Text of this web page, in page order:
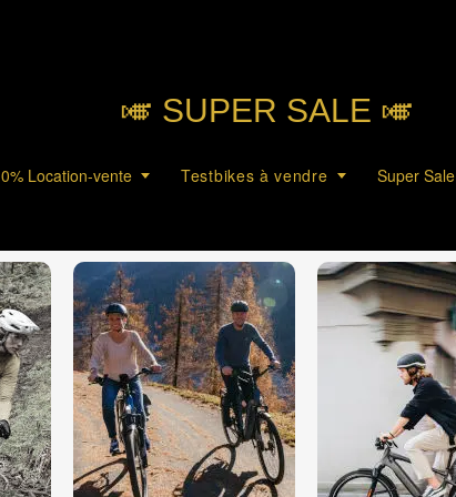
🎺︎ SUPER SALE 🎺︎
0% Location-vente Testbikes à vendre Super Sale